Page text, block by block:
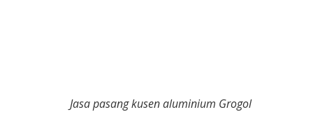
Jasa pasang kusen aluminium Grogol